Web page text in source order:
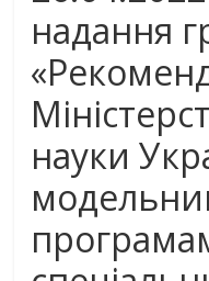
надання
науки